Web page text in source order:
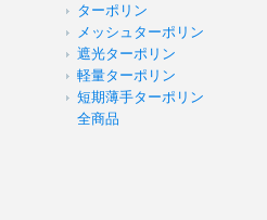
ターポリン
メッシュターポリン
遮光ターポリン
軽量ターポリン
短期薄手ターポリン
全商品